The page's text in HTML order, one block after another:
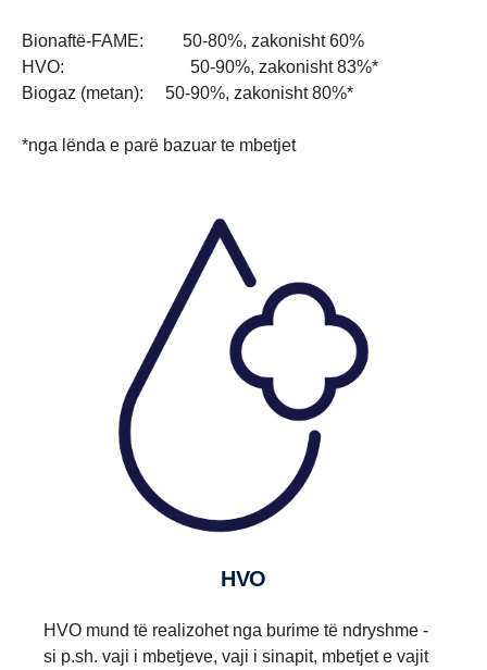
Bionaftë-FAME: 50-80%, zakonisht 60%
HVO: 50-90%, zakonisht 83%*
Biogaz (metan): 50-90%, zakonisht 80%*
*nga lënda e parë bazuar te mbetjet
HVO
HVO mund të realizohet nga burime të ndryshme -
si p.sh. vaji i mbetjeve, vaji i sinapit, mbetjet e vajit